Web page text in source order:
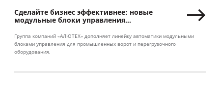
Cделайте бизнес эффективнее: новые
модульные блоки управления
и перегрузочного оборудования
Группа компаний «АЛЮТЕХ» дополняет линейку автоматики модульными
блоками управления для промышленных ворот и перегрузочного
оборудования.